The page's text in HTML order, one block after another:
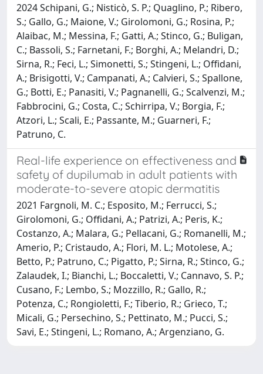
2024 Schipani, G.; Nisticò, S. P.; Quaglino, P.; Ribero,
S.; Gallo, G.; Maione, V.; Girolomoni, G.; Rosina, P.;
Alaibac, M.; Messina, F.; Gatti, A.; Stinco, G.; Buligan,
C.; Bassoli, S.; Farnetani, F.; Borghi, A.; Melandri, D.;
Sirna, R.; Feci, L.; Simonetti, S.; Stingeni, L.; Offidani,
A.; Brisigotti, V.; Campanati, A.; Calvieri, S.; Spallone,
G.; Botti, E.; Panasiti, V.; Pagnanelli, G.; Scalvenzi, M.;
Fabbrocini, G.; Costa, C.; Schirripa, V.; Borgia, F.;
Atzori, L.; Scali, E.; Passante, M.; Guarneri, F.;
Patruno, C.
Real-life experience on effectiveness and
safety of dupilumab in adult patients with
moderate-to-severe atopic dermatitis
2021 Fargnoli, M. C.; Esposito, M.; Ferrucci, S.;
Girolomoni, G.; Offidani, A.; Patrizi, A.; Peris, K.;
Costanzo, A.; Malara, G.; Pellacani, G.; Romanelli, M.;
Amerio, P.; Cristaudo, A.; Flori, M. L.; Motolese, A.;
Betto, P.; Patruno, C.; Pigatto, P.; Sirna, R.; Stinco, G.;
Zalaudek, I.; Bianchi, L.; Boccaletti, V.; Cannavo, S. P.;
Cusano, F.; Lembo, S.; Mozzillo, R.; Gallo, R.;
Potenza, C.; Rongioletti, F.; Tiberio, R.; Grieco, T.;
Micali, G.; Persechino, S.; Pettinato, M.; Pucci, S.;
Savi, E.; Stingeni, L.; Romano, A.; Argenziano, G.